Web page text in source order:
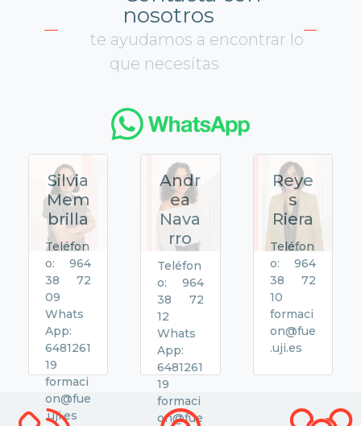
nosotros
te ayudamos a encontrar lo
que necesitas
Silvia
Mem
brilla
Teléfon
o: 964
38 72
09
Whats
App:
6481261
19
formaci
on@fue
.uji.es
Andr
ea
Nava
rro
Teléfon
o: 964
38 72
12
Whats
App:
6481261
19
formaci
on@fue
Reye
s
Riera
Teléfon
o: 964
38 72
10
formaci
on@fue
.uji.es